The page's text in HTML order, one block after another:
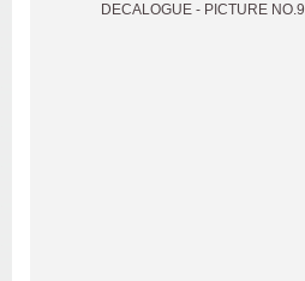
DECALOGUE - PICTURE NO.9